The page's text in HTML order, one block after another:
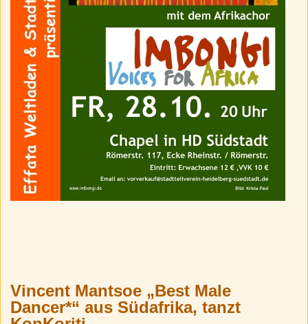
Vincent Mantsoe „Best Male
Dancer*“ aus Südafrika, tanzt